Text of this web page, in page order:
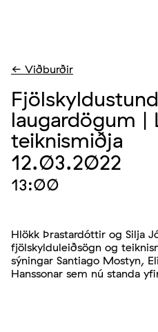
← Viðburðir
laugardögum |
teiknismiðja
12.03.2022
13:00
Hlökk Þrastardóttir og Silja
fjölskylduleiðsögn og
sýningar Santiago Mostyn,
Hanssonar sem nú standa